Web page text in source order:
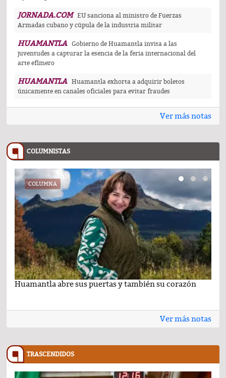
JORNADA.COM
EU sanciona al ministro de Fuerzas
Armadas cubano y cúpula de la industria militar
HUAMANTLA
Gobierno de Huamantla invita a las
juventudes a capturar la esencia de la feria internacional del
arte efímero
HUAMANTLA
Huamantla exhorta a adquirir boletos
únicamente en canales oficiales para evitar fraudes
Ver más notas
COLUMNISTAS
COLUMNA
Huamantla abre sus puertas y también su corazón
Ver más notas
TRASCENDIDOS